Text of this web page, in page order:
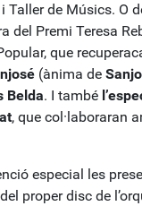
Taller de Músics. O
del Premi Teresa
que
(ànima de
Belda. I també
, que col·laboraran
especial les
proper disc de